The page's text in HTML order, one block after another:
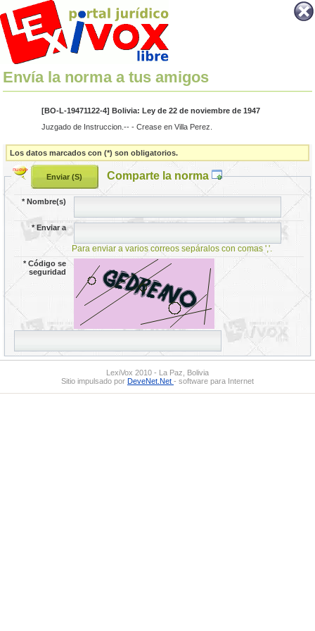
Envía la norma a tus amigos
[BO-L-19471122-4] Bolivia: Ley de 22 de noviembre de 1947
Juzgado de Instruccion.-- - Crease en Villa Perez.
Los datos marcados con (*) son obligatorios.
Comparte la norma
*Nombre(s)
*Enviar a
Para enviar a varios correos sepáralos con comas ','.
*Código se
seguridad
LexiVox 2010 - La Paz, Bolivia
Sitio impulsado por DeveNet.Net - software para Internet